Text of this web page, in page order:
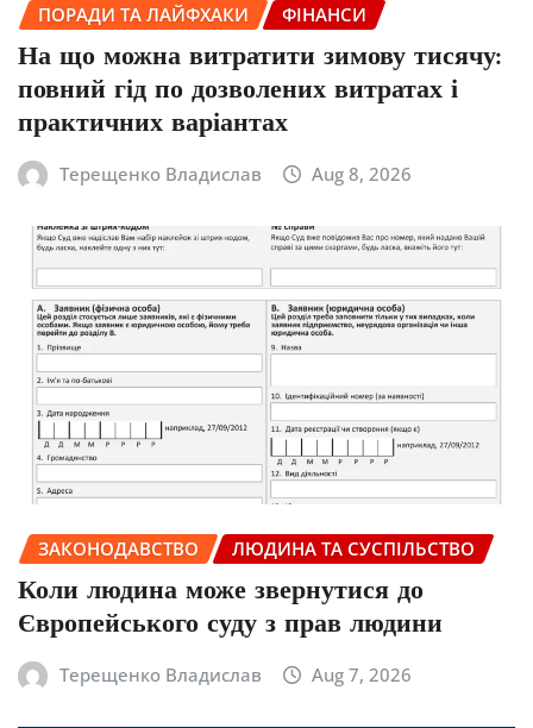
ПОРАДИ ТА ЛАЙФХАКИ ФІНАНСИ
На що можна витратити зимову тисячу:
повний гід по дозволених витратах і
практичних варіантах
Терещенко Владислав Aug 8, 2026
ЗАКОНОДАВСТВО ЛЮДИНА ТА СУСПІЛЬСТВО
Коли людина може звернутися до
Європейського суду з прав людини
Терещенко Владислав Aug 7, 2026